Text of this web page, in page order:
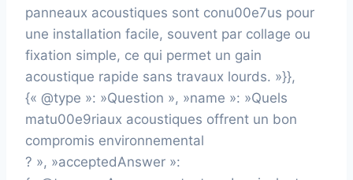
panneaux acoustiques sont conu00e7us pour
une installation facile, souvent par collage ou
fixation simple, ce qui permet un gain
acoustique rapide sans travaux lourds. »}},
{« @type »: »Question », »name »: »Quels
matu00e9riaux acoustiques offrent un bon
compromis environnemental
? », »acceptedAnswer »: